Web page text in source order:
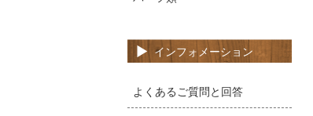
インフォメーション
よくあるご質問と回答